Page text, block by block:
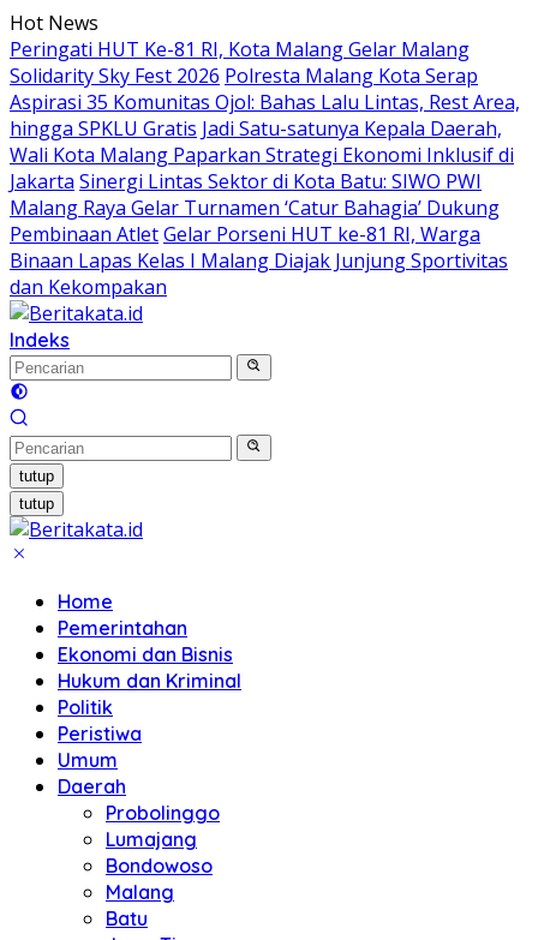
Langsung
ke
konten
Hot News
Peringati HUT Ke-81 RI, Kota Malang Gelar Malang
Solidarity Sky Fest 2026 Polresta Malang Kota Serap
Aspirasi 35 Komunitas Ojol: Bahas Lalu Lintas, Rest Area,
hingga SPKLU Gratis Jadi Satu-satunya Kepala Daerah,
Wali Kota Malang Paparkan Strategi Ekonomi Inklusif di
Jakarta Sinergi Lintas Sektor di Kota Batu: SIWO PWI
Malang Raya Gelar Turnamen ‘Catur Bahagia’ Dukung
Pembinaan AtletGelar Porseni HUT ke-81 RI, Warga
Binaan Lapas Kelas I Malang Diajak Junjung Sportivitas
dan Kekompakan
Indeks
tutup
tutup
Home
Pemerintahan
Ekonomi dan Bisnis
Hukum dan Kriminal
Politik
Peristiwa
Umum
Daerah
Probolinggo
Lumajang
Bondowoso
Malang
Batu